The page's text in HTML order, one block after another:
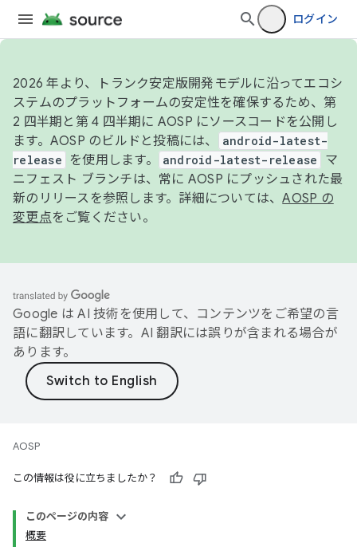
ログイン
2026 年より、トランク安定版開発モデルに沿ってエコシ
ステムのプラットフォームの安定性を確保するため、第
2 四半期と第 4 四半期に AOSP にソースコードを公開し
ます。AOSP のビルドと投稿には、
android-latest-
release
を使用します。 android-latest-release
マ
ニフェスト ブランチは、常に AOSP にプッシュされた最
新のリリースを参照します。詳細については、AOSP の
変更点をご覧ください。
Google は AI 技術を使用して、コンテンツをご希望の言
語に翻訳しています。AI 翻訳には誤りが含まれる場合が
あります。
AOSP
この情報は役に立ちましたか？
このページの内容
概要